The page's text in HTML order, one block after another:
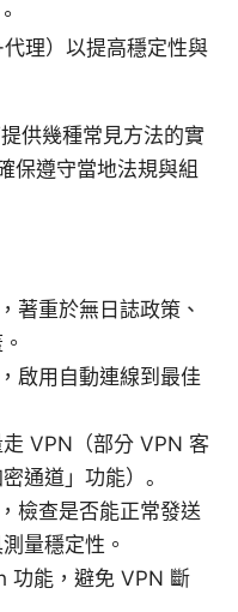
理）以提高穩定性與
供幾種常見方法的實
保遵守當地法規與組
著重於無日誌政策、
啟用自動連線到最佳
VPN（部分 VPN 客
通道」功能）。
檢查是否能正常發送
量穩定性。
功能，避免 VPN 斷